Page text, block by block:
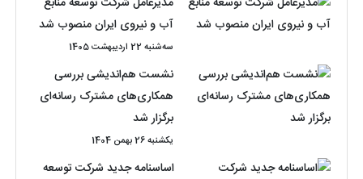
آب و نیروی ایران منصوب شد
سه‌شنبه 22 اردیبهشت 1405
نشست هم‌اندیشی بررسی
همکاری‌های مشترک رسانه‌ای
برگزار شد
یکشنبه 26 بهمن 1404
اساسنامه جدید شرکت توسعه